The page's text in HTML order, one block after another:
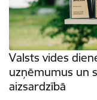
Valsts vides
uzņēmumus un
aizsardzībā